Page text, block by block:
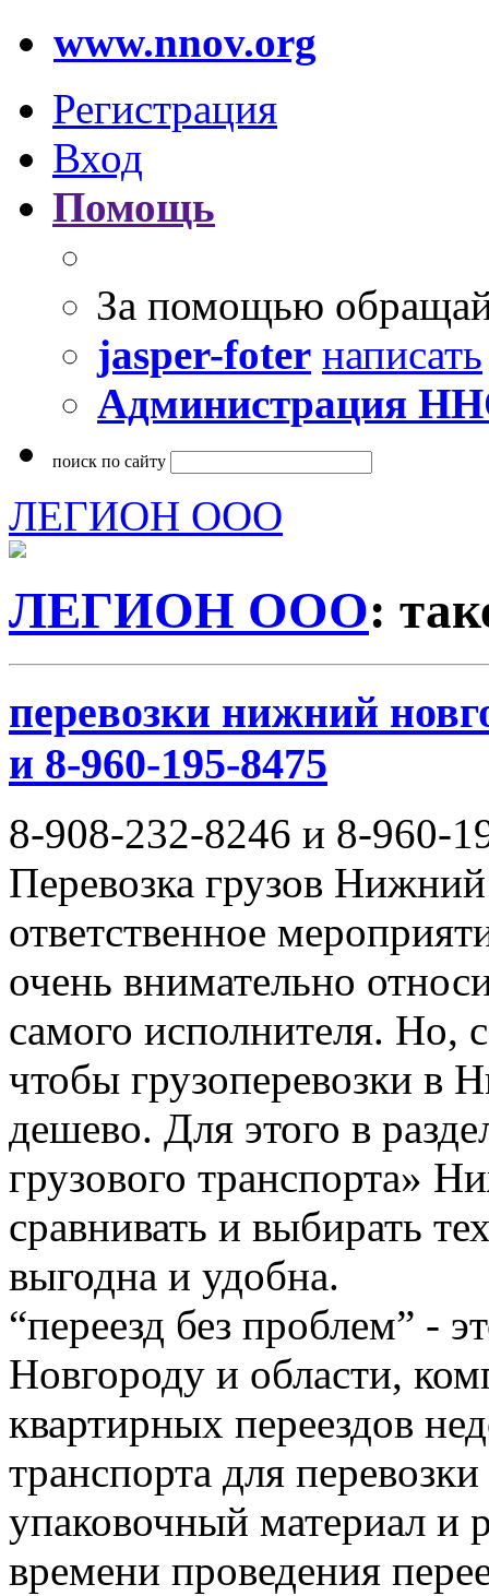
www.nnov.org
Регистрация
Вход
Помощь
За помощью
jasper-foter написать
Администрация
поиск по сайту
ЛЕГИОН ООО
ЛЕГИОН ООО:
перевозки нижний
и 8-960-195-8475
8-908-232-8246 и 8-960-
Перевозка грузов
ответственное
очень внимательно
самого исполнителя. Но,
чтобы грузоперевозки в
дешево. Для этого в
грузового транспорта»
сравнивать и выбирать
выгодна и удобна.
“переезд без проблем” -
Новгороду и области,
квартирных переездов
транспорта для
упаковочный материал и
времени проведения